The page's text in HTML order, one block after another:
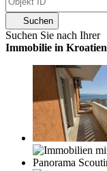
Suchen
Suchen Sie nach Ihrer
Immobilie in Kroatien